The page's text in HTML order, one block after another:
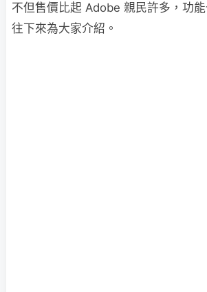
不但售價比起 Adobe 親民許多，功能
往下來為大家介紹。